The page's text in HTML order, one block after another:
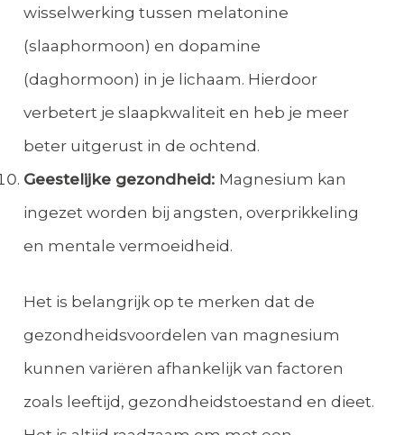
wisselwerking tussen melatonine
(slaaphormoon) en dopamine
(daghormoon) in je lichaam. Hierdoor
verbetert je slaapkwaliteit en heb je meer
beter uitgerust in de ochtend.
Geestelijke gezondheid: Magnesium kan
ingezet worden bij angsten, overprikkeling
en mentale vermoeidheid.
Het is belangrijk op te merken dat de
gezondheidsvoordelen van magnesium
kunnen variëren afhankelijk van factoren
zoals leeftijd, gezondheidstoestand en dieet.